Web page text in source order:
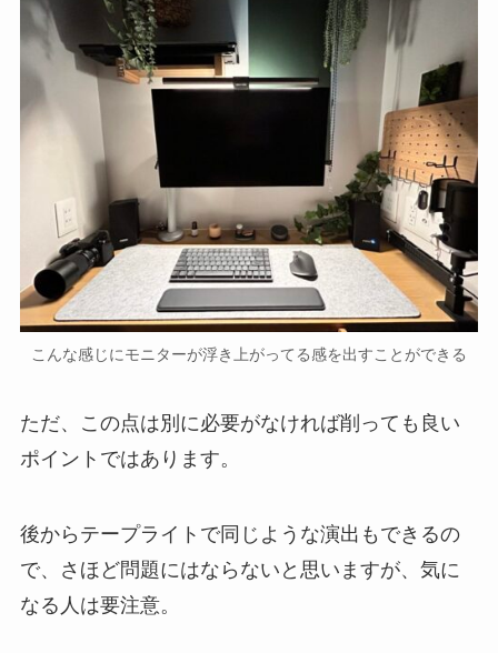
こんな感じにモニターが浮き上がってる感を出すことができる
ただ、この点は別に必要がなければ削っても良い
ポイントではあります。
後からテープライトで同じような演出もできるの
で、さほど問題にはならないと思いますが、気に
なる人は要注意。